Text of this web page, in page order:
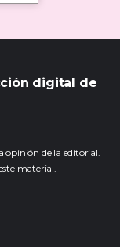
digital de
opinión de la editorial.
material.